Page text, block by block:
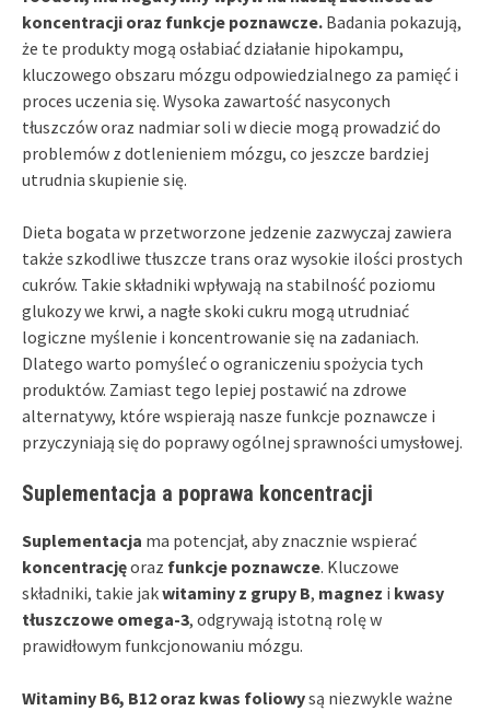
koncentracji oraz funkcje poznawcze. Badania pokazują,
że te produkty mogą osłabiać działanie hipokampu,
kluczowego obszaru mózgu odpowiedzialnego za pamięć i
proces uczenia się. Wysoka zawartość nasyconych
tłuszczów oraz nadmiar soli w diecie mogą prowadzić do
problemów z dotlenieniem mózgu, co jeszcze bardziej
utrudnia skupienie się.
Dieta bogata w przetworzone jedzenie zazwyczaj zawiera
także szkodliwe tłuszcze trans oraz wysokie ilości prostych
cukrów. Takie składniki wpływają na stabilność poziomu
glukozy we krwi, a nagłe skoki cukru mogą utrudniać
logiczne myślenie i koncentrowanie się na zadaniach.
Dlatego warto pomyśleć o ograniczeniu spożycia tych
produktów. Zamiast tego lepiej postawić na zdrowe
alternatywy, które wspierają nasze funkcje poznawcze i
przyczyniają się do poprawy ogólnej sprawności umysłowej.
Suplementacja a poprawa koncentracji
Suplementacja ma potencjał, aby znacznie wspierać
koncentracjęoraz funkcje poznawcze. Kluczowe
składniki, takie jakwitaminy z grupy B, magnez i kwasy
tłuszczowe omega-3, odgrywają istotną rolę w
prawidłowym funkcjonowaniu mózgu.
Witaminy B6, B12 oraz kwas foliowysą niezwykle ważne